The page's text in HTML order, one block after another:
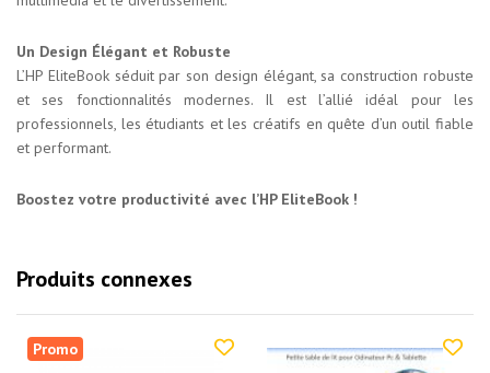
Un Design Élégant et Robuste
L’HP EliteBook séduit par son design élégant, sa construction robuste
et ses fonctionnalités modernes. Il est l’allié idéal pour les
professionnels, les étudiants et les créatifs en quête d’un outil fiable
et performant.
Boostez votre productivité avec l’HP EliteBook !
Produits connexes
Promo